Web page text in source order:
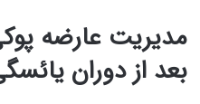
مدیریت عارضه
بعد از دوران